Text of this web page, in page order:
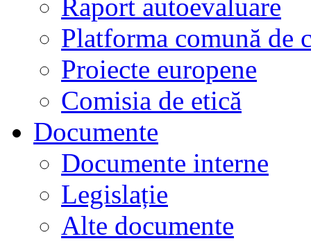
Raport autoevaluare
Platforma comună de
Proiecte europene
Comisia de etică
Documente
Documente interne
Legislație
Alte documente